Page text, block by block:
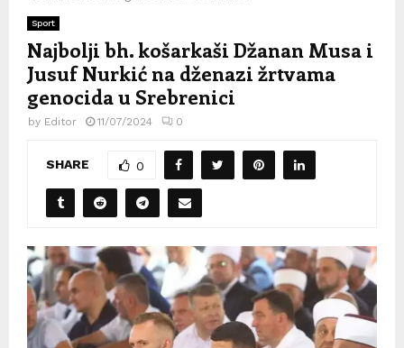
Sport
Najbolji bh. košarkaši Džanan Musa i
Jusuf Nurkić na dženazi žrtvama
genocida u Srebrenici
by Editor 11/07/2024 0
SHARE 0